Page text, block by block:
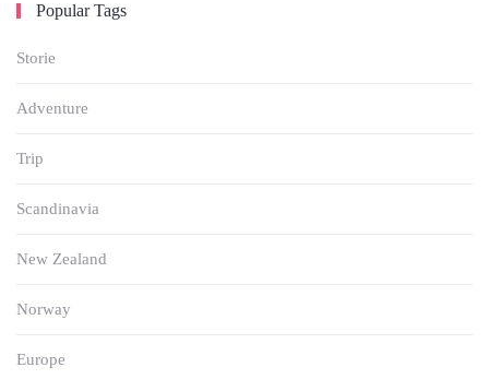
Popular Tags
Storie
Adventure
Trip
Scandinavia
New Zealand
Norway
Europe